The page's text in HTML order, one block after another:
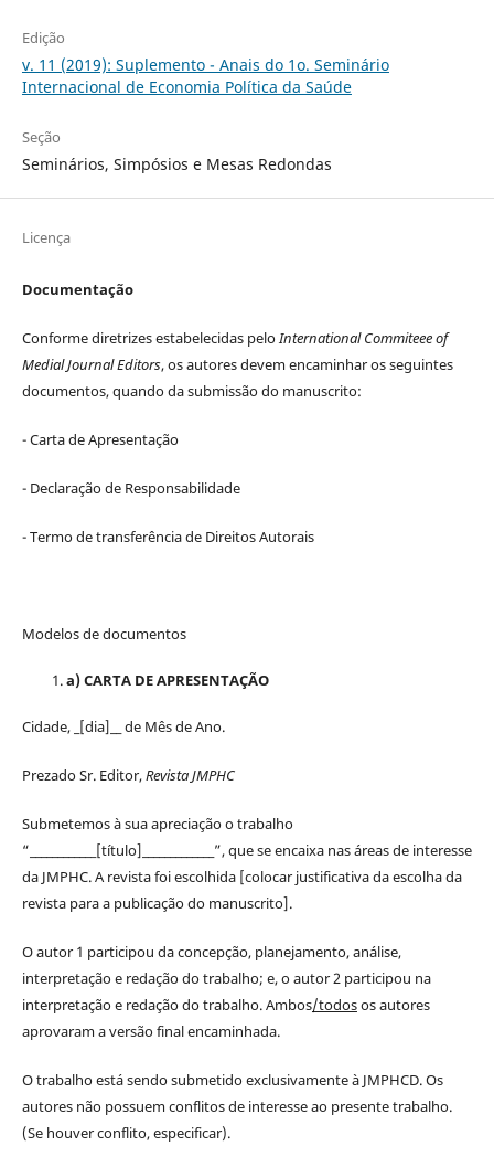
Edição
v. 11 (2019): Suplemento - Anais do 1o. Seminário
Internacional de Economia Política da Saúde
Seção
Seminários, Simpósios e Mesas Redondas
Licença
Documentação
Conforme diretrizes estabelecidas peloInternational Commiteee of
Medial Journal Editors, os autores devem encaminhar os seguintes
documentos, quando da submissão do manuscrito:
- Carta de Apresentação
- Declaração de Responsabilidade
- Termo de transferência de Direitos Autorais
Modelos de documentos
a) CARTA DE APRESENTAÇÃO
Cidade, _[dia]__ de Mês de Ano.
Prezado Sr. Editor,Revista JMPHC
Submetemos à sua apreciação o trabalho
“____________[título]_____________”, que se encaixa nas áreas de interesse
da JMPHC. A revista foi escolhida [colocar justificativa da escolha da
revista para a publicação do manuscrito].
O autor 1 participou da concepção, planejamento, análise,
interpretação e redação do trabalho; e, o autor 2 participou na
interpretação e redação do trabalho. Ambos/todosos autores
aprovaram a versão final encaminhada.
O trabalho está sendo submetido exclusivamente à JMPHCD. Os
autores não possuem conflitos de interesse ao presente trabalho.
(Se houver conflito, especificar).